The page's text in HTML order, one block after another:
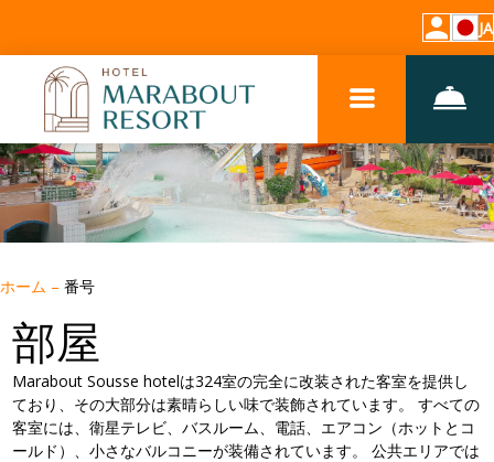
JA
ホーム – 番号
部屋
Marabout Sousse hotelは324室の完全に改装された客室を提供し
ており、その大部分は素晴らしい味で装飾されています。 すべての
客室には、衛星テレビ、バスルーム、電話、エアコン（ホットとコ
ールド）、小さなバルコニーが装備されています。 公共エリアでは